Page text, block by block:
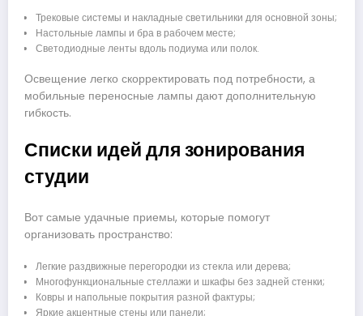
Трековые системы и накладные светильники для основной зоны;
Настольные лампы и бра в рабочем месте;
Светодиодные ленты вдоль подиума или полок.
Освещение легко скорректировать под потребности, а
мобильные переносные лампы дают дополнительную
гибкость.
Списки идей для зонирования
студии
Вот самые удачные приемы, которые помогут
организовать пространство:
Легкие раздвижные перегородки из стекла или дерева;
Многофункциональные стеллажи и шкафы без задней стенки;
Ковры и напольные покрытия разной фактуры;
Яркие акцентные стены или панели;